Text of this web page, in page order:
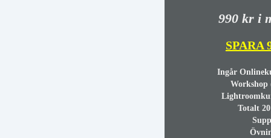
990 kr i
SPARA
Ingår
Workshop
Totalt